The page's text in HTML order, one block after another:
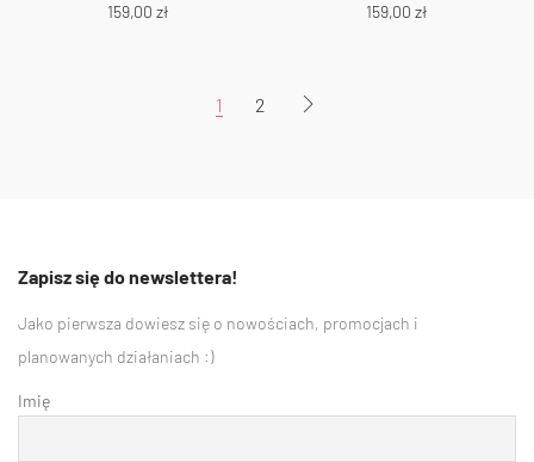
159,00 zł 159,00 zł
1 2
Zapisz się do newslettera!
Jako pierwsza dowiesz się o nowościach, promocjach i
planowanych działaniach :)
Imię